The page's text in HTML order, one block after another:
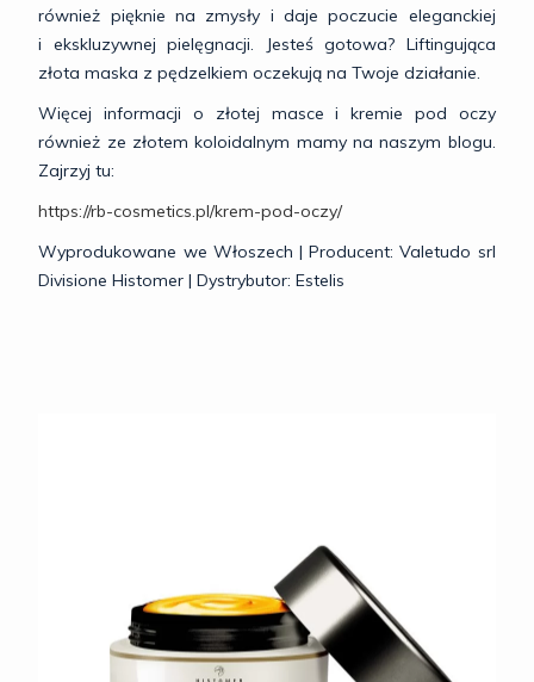
również pięknie na zmysły i daje poczucie eleganckiej
i ekskluzywnej pielęgnacji. Jesteś gotowa? Liftingująca
złota maska z pędzelkiem oczekują na Twoje działanie.
Więcej informacji o złotej masce i kremie pod oczy
również ze złotem koloidalnym mamy na naszym blogu.
Zajrzyj tu:
https://rb-cosmetics.pl/krem-pod-oczy/
Wyprodukowane we Włoszech | Producent: Valetudo srl
Divisione Histomer | Dystrybutor: Estelis